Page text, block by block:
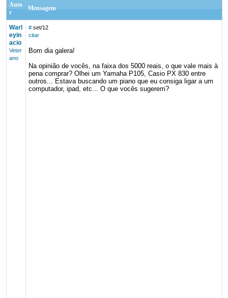
Auto
r
Mensagem
Warl
eyin
acio
Veter
ano
# set/12
citar
Bom dia galera!
Na opinião de vocês, na faixa dos 5000 reais, o que vale mais à
pena comprar? Olhei um Yamaha P105, Casio PX 830 entre
outros... Estava buscando um piano que eu consiga ligar a um
computador, ipad, etc... O que vocês sugerem?